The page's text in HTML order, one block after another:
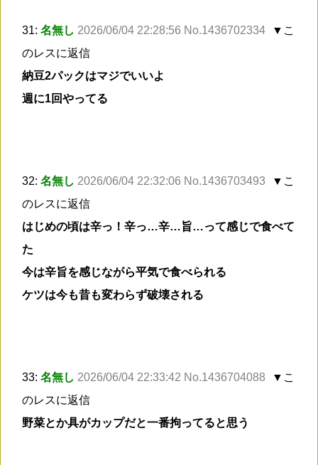
31: 名無し 2026/06/04 22:28:56 No.1436702334
▼こ
のレスに返信
納豆2パックはマジでいいよ
週に1回やってる
32: 名無し 2026/06/04 22:32:06 No.1436703493
▼こ
のレスに返信
はじめの頃は辛っ！辛っ…辛…旨…って感じで食べて
た
今は辛旨を感じながら平気で食べられる
ケツは今も昔も変わらず破壊される
33: 名無し 2026/06/04 22:33:42 No.1436704088
▼こ
のレスに返信
野菜とか具がカップだと一番拘ってると思う